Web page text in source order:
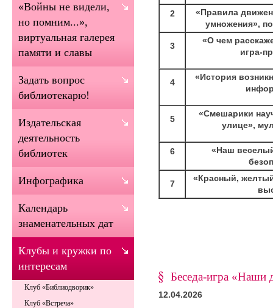
2
«Правила
умножения»,
3
«О чем
игра-
4
«История
5
«Смешарики
улице»,
6
«Наш
7
«Красный,
Беседа-игра «Наши
12.04.2026
«Войны не видели,
но помним...»,
виртуальная галерея
памяти и славы
Задать вопрос
библиотекарю!
Издательская
деятельность
библиотек
Инфографика
Календарь
знаменательных дат
Клубы и кружки по
интересам
Клуб «Библиодворик»
Клуб «Встреча»